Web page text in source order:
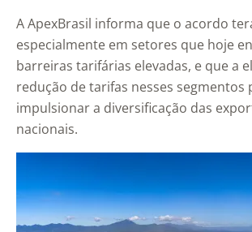
A ApexBrasil informa que o acordo
especialmente em setores que hoje
barreiras tarifárias elevadas, e que a
redução de tarifas nesses segmentos
impulsionar a diversificação das
nacionais.